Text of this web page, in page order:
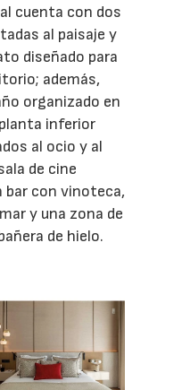
cuenta con dos
al paisaje y
diseñado para
además,
organizado en
inferior
al ocio y al
de cine
bar con vinoteca,
y una zona de
de hielo.